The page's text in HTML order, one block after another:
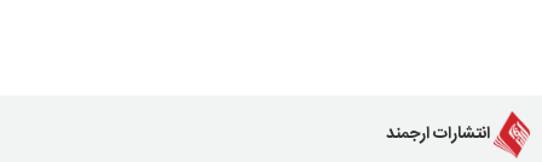
انتشارات ارجمند